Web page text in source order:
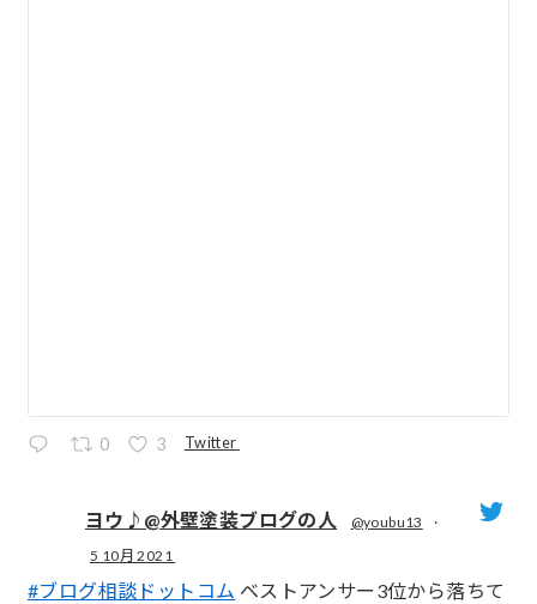
0 3 Twitter
ヨウ♪@外壁塗装ブログの人 @youbu13
·
5 10月 2021
#ブログ相談ドットコム ベストアンサー3位から落ちて